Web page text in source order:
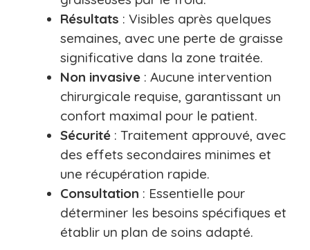
Résultats : Visibles après quelques
semaines, avec une perte de graisse
significative dans la zone traitée.
Non invasive : Aucune intervention
chirurgicale requise, garantissant un
confort maximal pour le patient.
Sécurité : Traitement approuvé, avec
des effets secondaires minimes et
une récupération rapide.
Consultation : Essentielle pour
déterminer les besoins spécifiques et
établir un plan de soins adapté.